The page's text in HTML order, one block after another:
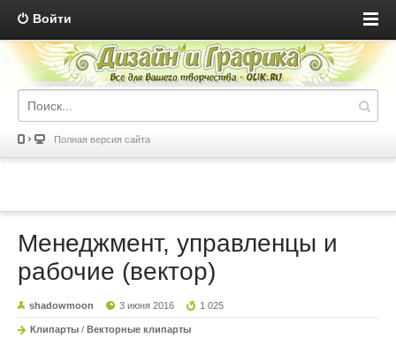
Войти
Полная версия сайта
Менеджмент, управленцы и
рабочие (вектор)
shadowmoon 3 июня 2016 1 025
Клипарты / Векторные клипарты